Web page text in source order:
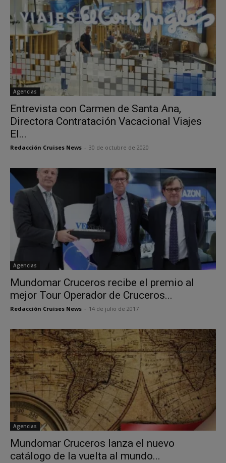
Agencias
Entrevista con Carmen de Santa Ana,
Directora Contratación Vacacional Viajes
El...
Redacción Cruises News 30 de octubre de 2020
Agencias
Mundomar Cruceros recibe el premio al
mejor Tour Operador de Cruceros...
Redacción Cruises News 14 de julio de 2017
Agencias
Mundomar Cruceros lanza el nuevo
catálogo de la vuelta al mundo...